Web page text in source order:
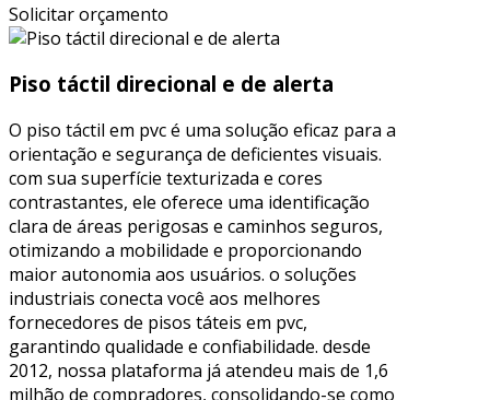
Solicitar orçamento
Piso táctil direcional e de alerta
O piso táctil em pvc é uma solução eficaz para a
orientação e segurança de deficientes visuais.
com sua superfície texturizada e cores
contrastantes, ele oferece uma identificação
clara de áreas perigosas e caminhos seguros,
otimizando a mobilidade e proporcionando
maior autonomia aos usuários. o soluções
industriais conecta você aos melhores
fornecedores de pisos táteis em pvc,
garantindo qualidade e confiabilidade. desde
2012, nossa plataforma já atendeu mais de 1,6
milhão de compradores, consolidando-se como